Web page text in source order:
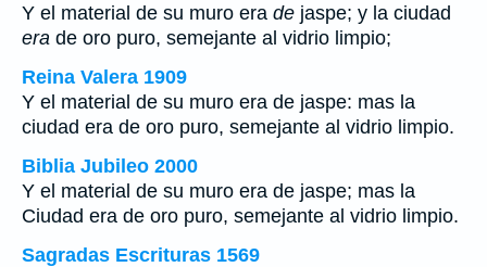
Y el material de su muro era de jaspe; y la ciudad
era de oro puro, semejante al vidrio limpio;
Reina Valera 1909
Y el material de su muro era de jaspe: mas la
ciudad era de oro puro, semejante al vidrio limpio.
Biblia Jubileo 2000
Y el material de su muro era de jaspe; mas la
Ciudad era de oro puro, semejante al vidrio limpio.
Sagradas Escrituras 1569